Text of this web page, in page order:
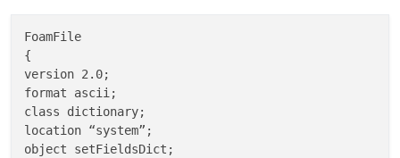
FoamFile
{
version 2.0;
format ascii;
class dictionary;
location “system”;
object setFieldsDict;